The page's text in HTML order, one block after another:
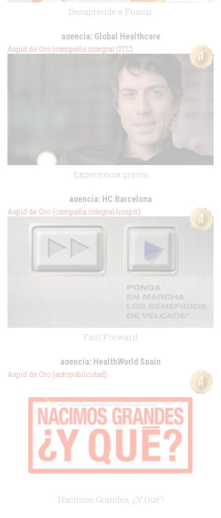
Desaprende a Fumar
agencia:Global Healthcare
cliente:Uriach-Aquilea OTC
Aspid de Oro (campaña integral OTC)
Experiencia previa
agencia: HC Barcelona
cliente:Boehringer Ingelheim
Aspid de Oro (campaña integral hospit.)
Fast Forward
agencia: HealthWorld Spain
cliente:Janssen-Cilag
Aspid de Oro (autopublicidad)
Nacimos Grandes, ¿Y Qué?